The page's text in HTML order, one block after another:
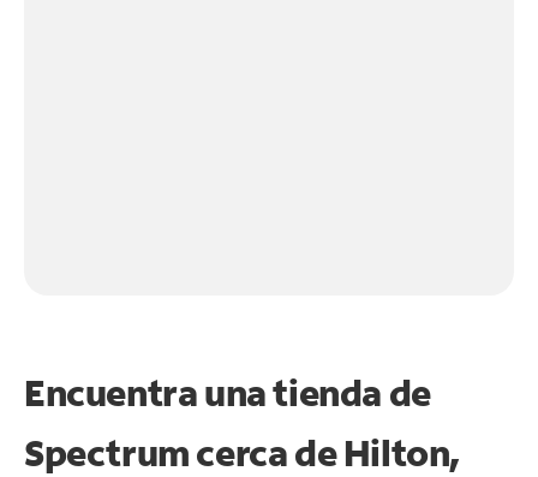
Encuentra una tienda de
Spectrumcerca de Hilton,